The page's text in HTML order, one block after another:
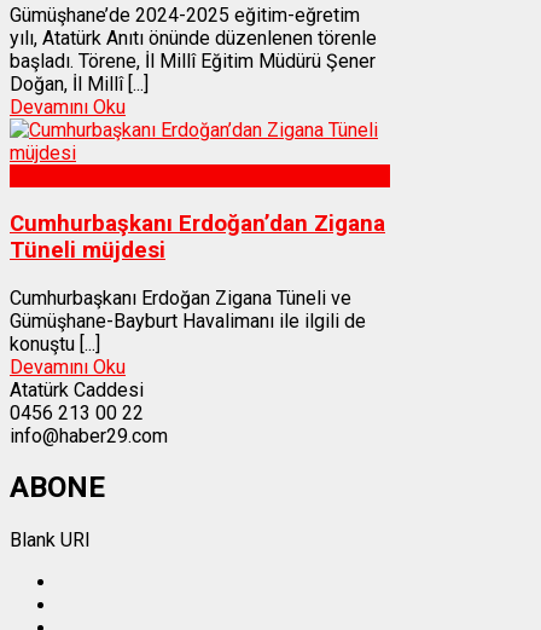
Gümüşhane’de 2024-2025 eğitim-eğretim
yılı, Atatürk Anıtı önünde düzenlenen törenle
başladı. Törene, İl Millî Eğitim Müdürü Şener
Doğan, İl Millî [...]
Devamını Oku
Cumhurbaşkanı Erdoğan’dan Zigana
Tüneli müjdesi
Cumhurbaşkanı Erdoğan Zigana Tüneli ve
Gümüşhane-Bayburt Havalimanı ile ilgili de
konuştu [...]
Devamını Oku
Atatürk Caddesi
0456 213 00 22
info@haber29.com
ABONE
Blank URI